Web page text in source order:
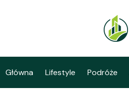
Główna Lifestyle Podróże